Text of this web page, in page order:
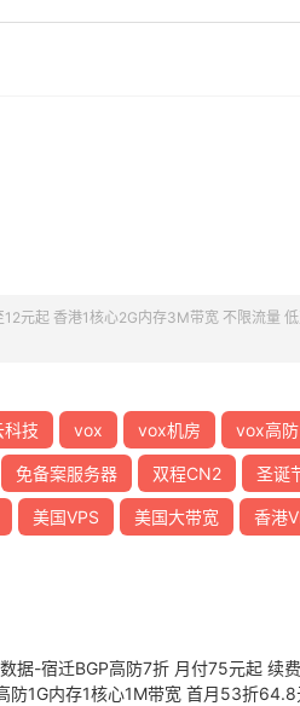
元起 香港1核心2G内存3M带宽 不限流量
科技 vox vox机房 vox高防
免备案服务器 双程CN2 圣诞
美国VPS 美国大带宽 香港
据-宿迁BGP高防7折 月付75元起 续
防1G内存1核心1M带宽 首月53折64.8